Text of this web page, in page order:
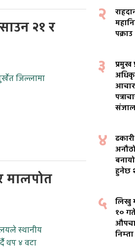
२१ र
जिल्लामा
मालपोत
स्थानीय
थप ४ वटा
२
पक्राउ
३
प्रमुख
४
हुनेछ
५
लिखु
१०
निम्ता